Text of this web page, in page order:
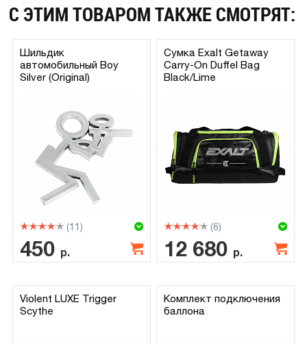
С ЭТИМ ТОВАРОМ ТАКЖЕ СМОТРЯТ:
Шильдик
автомобильный Boy
Silver (Original)
(11)
450 р.
Сумка Exalt Getaway
Carry-On Duffel Bag
Black/Lime
(6)
12 680 р.
Violent LUXE Trigger
Scythe
Комплект подключения
баллона